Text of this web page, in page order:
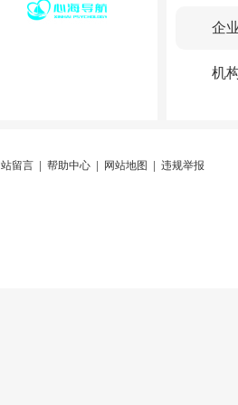
企
机
站留言 帮助中心 网站地图 违规举报